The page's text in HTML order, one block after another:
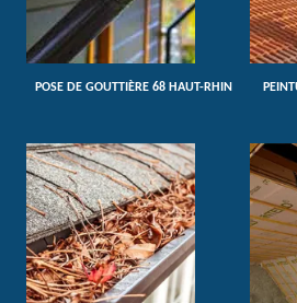
POSE DE GOUTTIÈRE 68 HAUT-RHIN